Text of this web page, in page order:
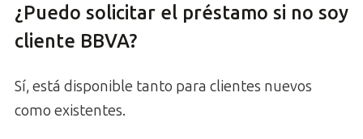
¿Puedo solicitar el préstamo si no soy
cliente BBVA?
Sí, está disponible tanto para clientes nuevos
como existentes.